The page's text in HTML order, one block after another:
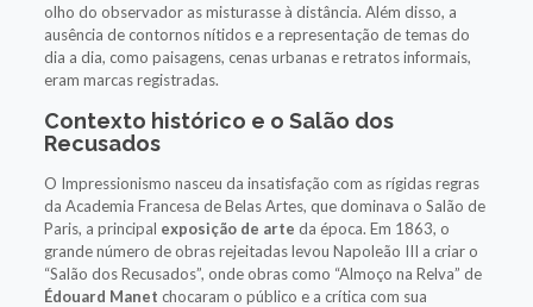
olho do observador as misturasse à distância. Além disso, a
ausência de contornos nítidos e a representação de temas do
dia a dia, como paisagens, cenas urbanas e retratos informais,
eram marcas registradas.
Contexto histórico e o Salão dos
Recusados
O Impressionismo nasceu da insatisfação com as rígidas regras
da Academia Francesa de Belas Artes, que dominava o Salão de
Paris, a principal exposição de arte da época. Em 1863, o
grande número de obras rejeitadas levou Napoleão III a criar o
“Salão dos Recusados”, onde obras como “Almoço na Relva” de
Édouard Manet chocaram o público e a crítica com sua